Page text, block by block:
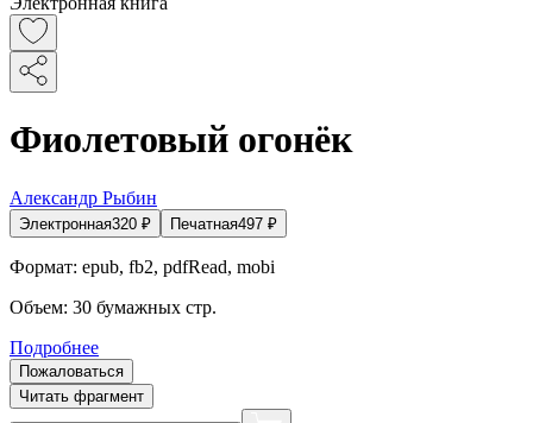
Фиолетовый огонёк
Александр Рыбин
Электронная320 ₽ Печатная497 ₽
Формат: epub, fb2, pdfRead, mobi
Объем: 30 бумажных стр.
Подробнее
Пожаловаться
Читать фрагмент